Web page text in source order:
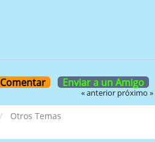
Comentar Enviar a un Amigo
« anterior próximo »
Otros Temas